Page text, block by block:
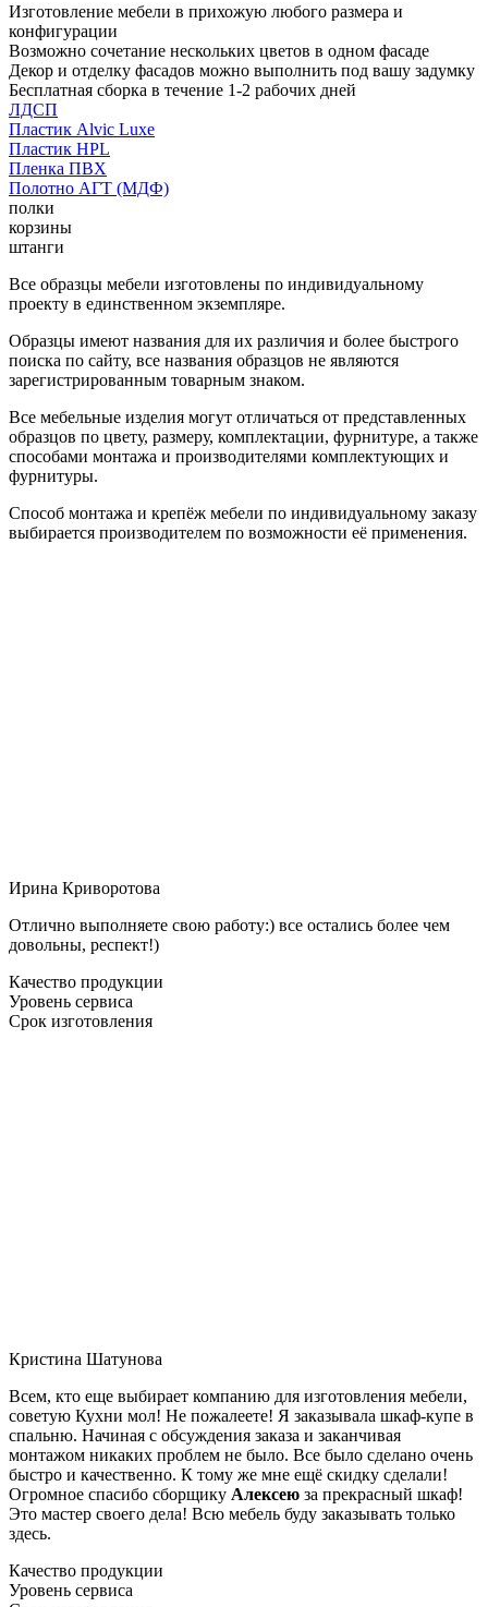
Изготовление мебели в прихожую любого размера и
конфигурации
Возможно сочетание нескольких цветов в одном фасаде
Декор и отделку фасадов можно выполнить под вашу задумку
Бесплатная сборка в течение 1-2 рабочих дней
ЛДСП
Пластик Alvic Luxe
Пластик HPL
Пленка ПВХ
Полотно АГТ (МДФ)
полки
корзины
штанги
Все образцы мебели изготовлены по индивидуальному
проекту в единственном экземпляре.
Образцы имеют названия для их различия и более быстрого
поиска по сайту, все названия образцов не являются
зарегистрированным товарным знаком.
Все мебельные изделия могут отличаться от представленных
образцов по цвету, размеру, комплектации, фурнитуре, а также
способами монтажа и производителями комплектующих и
фурнитуры.
Способ монтажа и крепёж мебели по индивидуальному заказу
выбирается производителем по возможности её применения.
Ирина Криворотова
Отлично выполняете свою работу:) все остались более чем
довольны, респект!)
Качество продукции
Уровень сервиса
Срок изготовления
Кристина Шатунова
Всем, кто еще выбирает компанию для изготовления мебели,
советую Кухни мол! Не пожалеете! Я заказывала шкаф-купе в
спальню. Начиная с обсуждения заказа и заканчивая
монтажом никаких проблем не было. Все было сделано очень
быстро и качественно. К тому же мне ещё скидку сделали!
Огромное спасибо сборщику Алексею за прекрасный шкаф!
Это мастер своего дела! Всю мебель буду заказывать только
здесь.
Качество продукции
Уровень сервиса